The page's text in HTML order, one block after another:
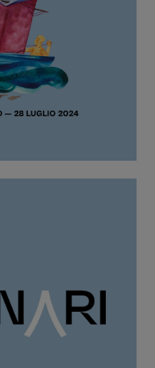
di nuovi territori e
abbiamo
spazio dedicato agli
dove raccontare la
ampia e aperta